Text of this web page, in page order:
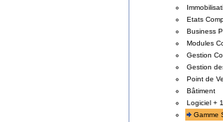
Etats
Business
Modules
Gestion
Gestion
Point de
Bâtiment
Logiciel +
Gamme